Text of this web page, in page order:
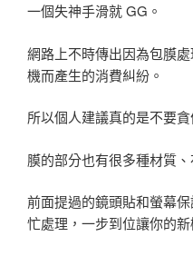
一個失神手滑就 GG。
網路上不時傳出因為包膜
機而產生的消費糾紛。
所以個人建議真的是不要貪
膜的部分也有很多種材質、
前面提過的鏡頭貼和螢幕
忙處理，一步到位讓你的新